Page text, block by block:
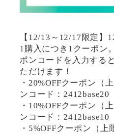
【12/13～12/17限定】
1購入につき1クーポン
ポンコードを入力する
ただけます！
・20%OFFクーポン（
ンコード：2412base20
・10%OFFクーポン（
ンコード：2412base10
・5%OFFクーポン（